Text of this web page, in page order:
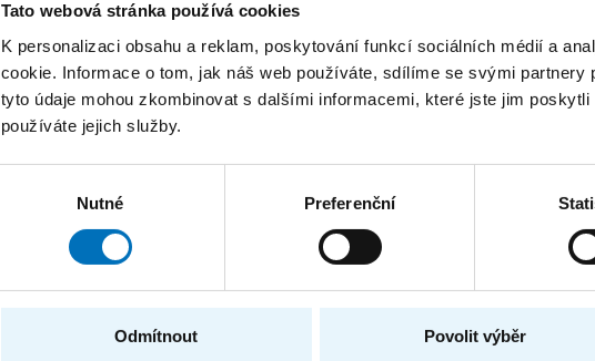
Tato webová stránka používá cookies
K personalizaci obsahu a reklam, poskytování funkcí sociálních médií a
cookie. Informace o tom, jak náš web používáte, sdílíme se svými partnery
tyto údaje mohou zkombinovat s dalšími informacemi, které jste jim
používáte jejich služby.
Nutné Preferenční
Odmítnout Povolit výběr
POSKYTOVATEL
PRACOVIŠTĚ Katedra softwarového
ŘEŠITELÉ
Věnná města českých královen (Živá
podpora nástroji historické geografie,
Program na podporu
národní a kulturní identity